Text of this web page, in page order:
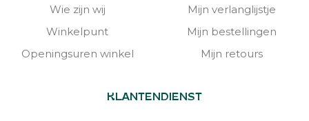
Wie zijn wij
Winkelpunt
Openingsuren winkel
Mijn verlanglijstje
Mijn bestellingen
Mijn retours
KLANTENDIENST